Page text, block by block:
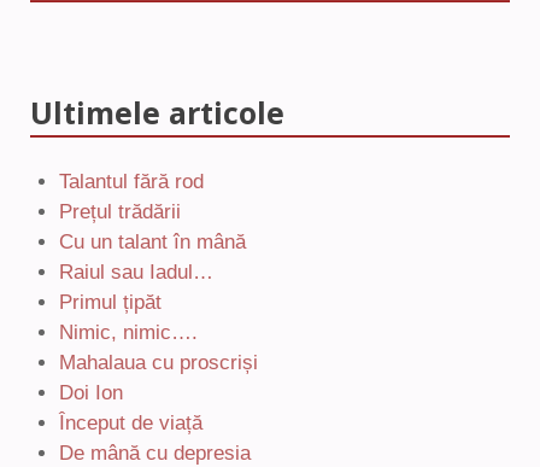
Ultimele articole
Talantul fără rod
Prețul trădării
Cu un talant în mână
Raiul sau Iadul…
Primul țipăt
Nimic, nimic….
Mahalaua cu proscriși
Doi Ion
Început de viață
De mână cu depresia